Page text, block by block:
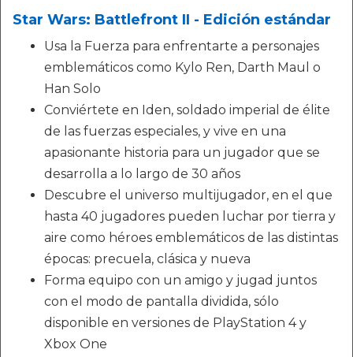
Star Wars: Battlefront II - Edición estándar
Usa la Fuerza para enfrentarte a personajes
emblemáticos como Kylo Ren, Darth Maul o
Han Solo
Conviértete en Iden, soldado imperial de élite
de las fuerzas especiales, y vive en una
apasionante historia para un jugador que se
desarrolla a lo largo de 30 años
Descubre el universo multijugador, en el que
hasta 40 jugadores pueden luchar por tierra y
aire como héroes emblemáticos de las distintas
épocas: precuela, clásica y nueva
Forma equipo con un amigo y jugad juntos
con el modo de pantalla dividida, sólo
disponible en versiones de PlayStation 4 y
Xbox One